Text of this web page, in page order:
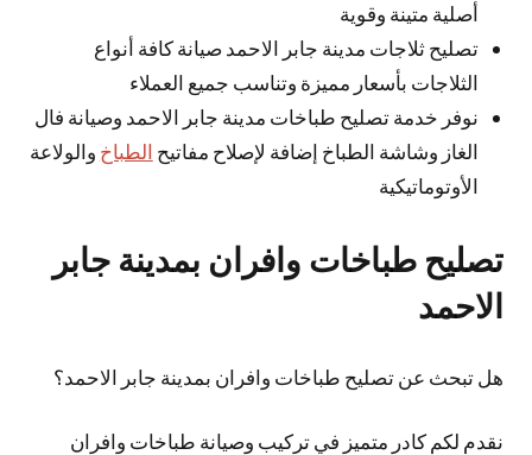
أصلية متينة وقوية
تصليح ثلاجات مدينة جابر الاحمد صيانة كافة أنواع
الثلاجات بأسعار مميزة وتناسب جميع العملاء
نوفر خدمة تصليح طباخات مدينة جابر الاحمد وصيانة فال
الغاز وشاشة الطباخ إضافة لإصلاح مفاتيح الطباخ والولاعة
الأوتوماتيكية
تصليح طباخات وافران بمدينة جابر
الاحمد
هل تبحث عن تصليح طباخات وافران بمدينة جابر الاحمد؟
نقدم لكم كادر متميز في تركيب وصيانة طباخات وافران